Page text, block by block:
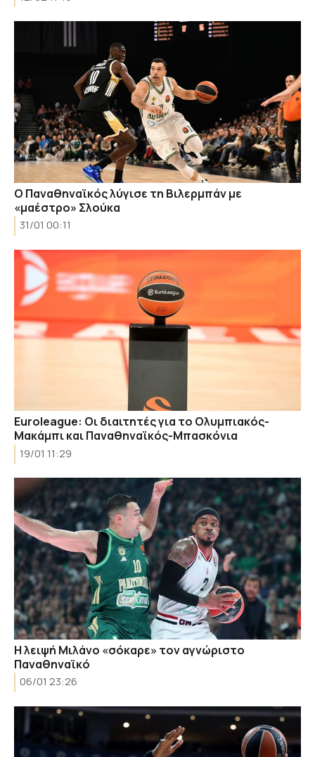
Ο Παναθηναϊκός λύγισε τη Βιλερμπάν με
«μαέστρο» Σλούκα
31/01 00:11
Euroleague: Οι διαιτητές για το Ολυμπιακός-
Μακάμπι και Παναθηναϊκός-Μπασκόνια
19/01 11:29
Η λειψή Μιλάνο «σόκαρε» τον αγνώριστο
Παναθηναϊκό
06/01 23:26